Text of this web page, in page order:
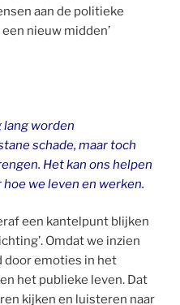
aan de politieke
nieuw midden’
lang worden
schade, maar toch
Het kan ons helpen
we leven en werken.
een kantelpunt blijken
Omdat we inzien
door emoties in het
het publieke leven. Dat
kijken en luisteren naar